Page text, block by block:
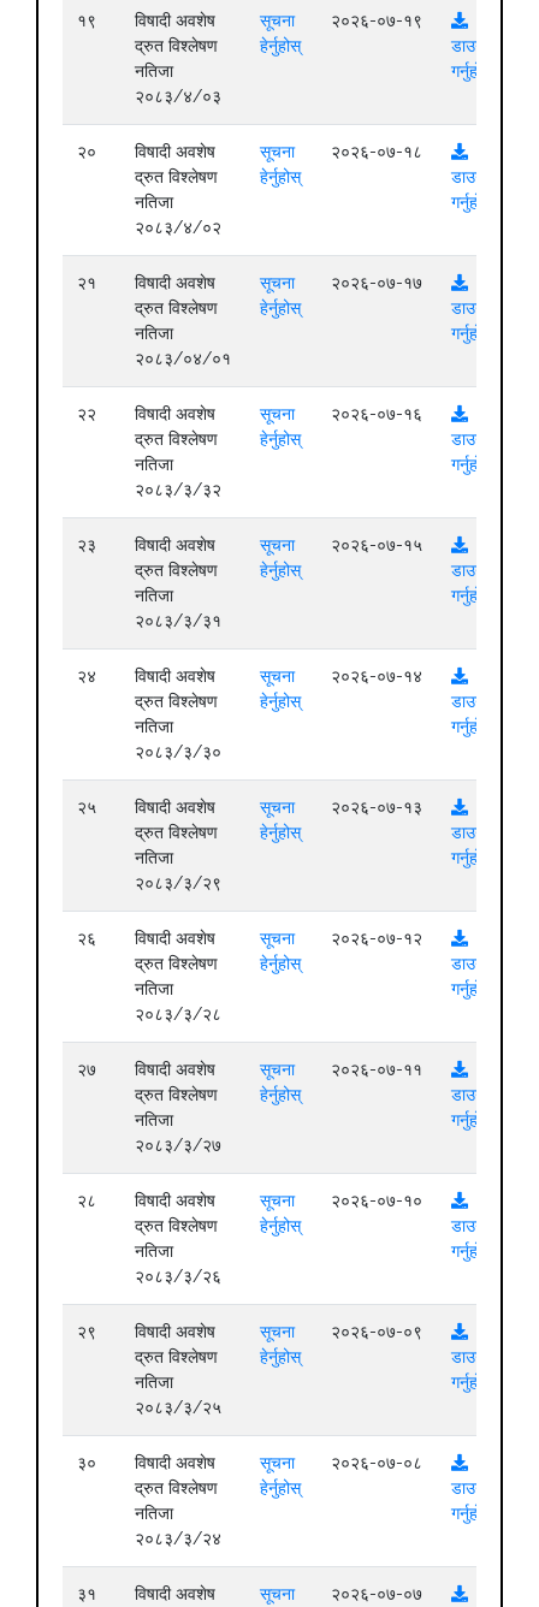
१९
विषादी अवशेष
द्रुत विश्लेषण
नतिजा
२०८३/४/०३
सूचना
हेर्नुहोस्
२०२६-०७-१९
डाउनलोड
गर्नुहोस्
२०
विषादी अवशेष
द्रुत विश्लेषण
नतिजा
२०८३/४/०२
सूचना
हेर्नुहोस्
२०२६-०७-१८
डाउनलोड
गर्नुहोस्
२१
विषादी अवशेष
द्रुत विश्लेषण
नतिजा
२०८३/०४/०१
सूचना
हेर्नुहोस्
२०२६-०७-१७
डाउनलोड
गर्नुहोस्
२२
विषादी अवशेष
द्रुत विश्लेषण
नतिजा
२०८३/३/३२
सूचना
हेर्नुहोस्
२०२६-०७-१६
डाउनलोड
गर्नुहोस्
२३
विषादी अवशेष
द्रुत विश्लेषण
नतिजा
२०८३/३/३१
सूचना
हेर्नुहोस्
२०२६-०७-१५
डाउनलोड
गर्नुहोस्
२४
विषादी अवशेष
द्रुत विश्लेषण
नतिजा
२०८३/३/३०
सूचना
हेर्नुहोस्
२०२६-०७-१४
डाउनलोड
गर्नुहोस्
२५
विषादी अवशेष
द्रुत विश्लेषण
नतिजा
२०८३/३/२९
सूचना
हेर्नुहोस्
२०२६-०७-१३
डाउनलोड
गर्नुहोस्
२६
विषादी अवशेष
द्रुत विश्लेषण
नतिजा
२०८३/३/२८
सूचना
हेर्नुहोस्
२०२६-०७-१२
डाउनलोड
गर्नुहोस्
२७
विषादी अवशेष
द्रुत विश्लेषण
नतिजा
२०८३/३/२७
सूचना
हेर्नुहोस्
२०२६-०७-११
डाउनलोड
गर्नुहोस्
२८
विषादी अवशेष
द्रुत विश्लेषण
नतिजा
२०८३/३/२६
सूचना
हेर्नुहोस्
२०२६-०७-१०
डाउनलोड
गर्नुहोस्
२९
विषादी अवशेष
द्रुत विश्लेषण
नतिजा
२०८३/३/२५
सूचना
हेर्नुहोस्
२०२६-०७-०९
डाउनलोड
गर्नुहोस्
३०
विषादी अवशेष
द्रुत विश्लेषण
नतिजा
२०८३/३/२४
सूचना
हेर्नुहोस्
२०२६-०७-०८
डाउनलोड
गर्नुहोस्
३१
विषादी अवशेष
सूचना
२०२६-०७-०७